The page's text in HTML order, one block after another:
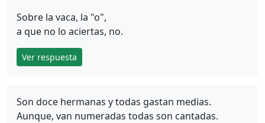
Sobre la vaca, la "o",
a que no lo aciertas, no.
Ver respuesta
Son doce hermanas y todas gastan medias.
Aunque, van numeradas todas son cantadas.